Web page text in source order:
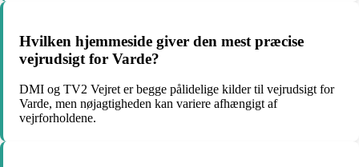
Hvilken hjemmeside giver den mest præcise
vejrudsigt for Varde?
DMI og TV2 Vejret er begge pålidelige kilder til vejrudsigt for
Varde, men nøjagtigheden kan variere afhængigt af
vejrforholdene.